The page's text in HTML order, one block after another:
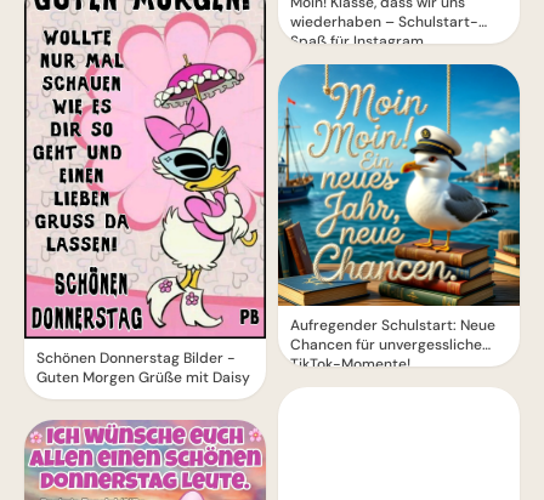
Schönen Donnerstag Bilder -
Guten Morgen Grüße mit Daisy
wiederhaben – Schulstart-
Spaß für Instagram
Aufregender Schulstart: Neue
Chancen für unvergessliche
TikTok-Momente!